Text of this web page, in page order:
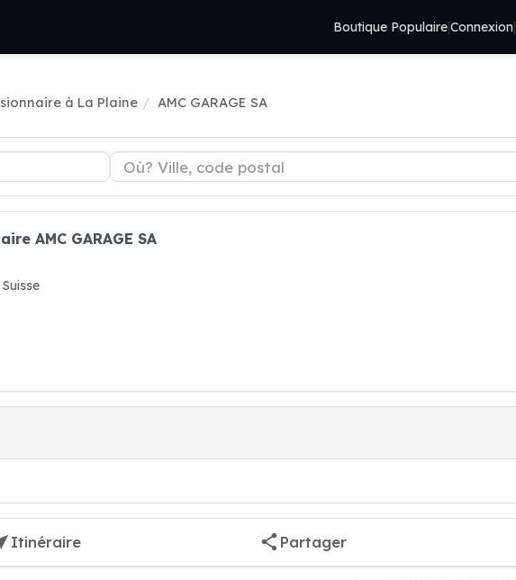
Boutique Populaire|Connexion|
à La Plaine AMC GARAGE SA
AMC GARAGE SA
Itinéraire Partager